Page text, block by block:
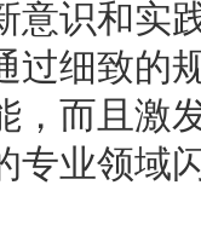
意识和实
过细致的
，而且激
专业领域